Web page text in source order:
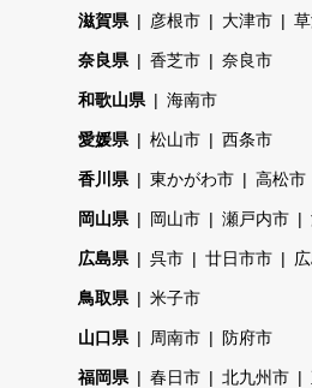
滋賀県 彦根市 大津市
奈良県 香芝市 奈良市
和歌山県 海南市
愛媛県 松山市 西条市
香川県 東かがわ市 高松市
岡山県 岡山市 瀬戸内市
広島県 呉市 廿日市市
鳥取県 米子市
山口県 周南市 防府市
福岡県 春日市 北九州市